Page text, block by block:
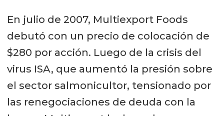
En julio de 2007, Multiexport Foods
debutó con un precio de colocación de
$280 por acción. Luego de la crisis del
virus ISA, que aumentó la presión sobre
el sector salmonicultor, tensionado por
las renegociaciones de deuda con la